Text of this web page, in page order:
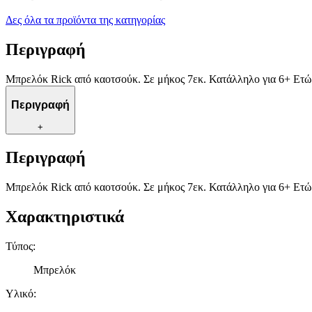
Δες όλα τα προϊόντα της κατηγορίας
Περιγραφή
Μπρελόκ Rick από καοτσούκ. Σε μήκος 7εκ. Κατάλληλο για 6+
Περιγραφή
+
Περιγραφή
Μπρελόκ Rick από καοτσούκ. Σε μήκος 7εκ. Κατάλληλο για 6+
Χαρακτηριστικά
Τύπος:
Μπρελόκ
Υλικό: